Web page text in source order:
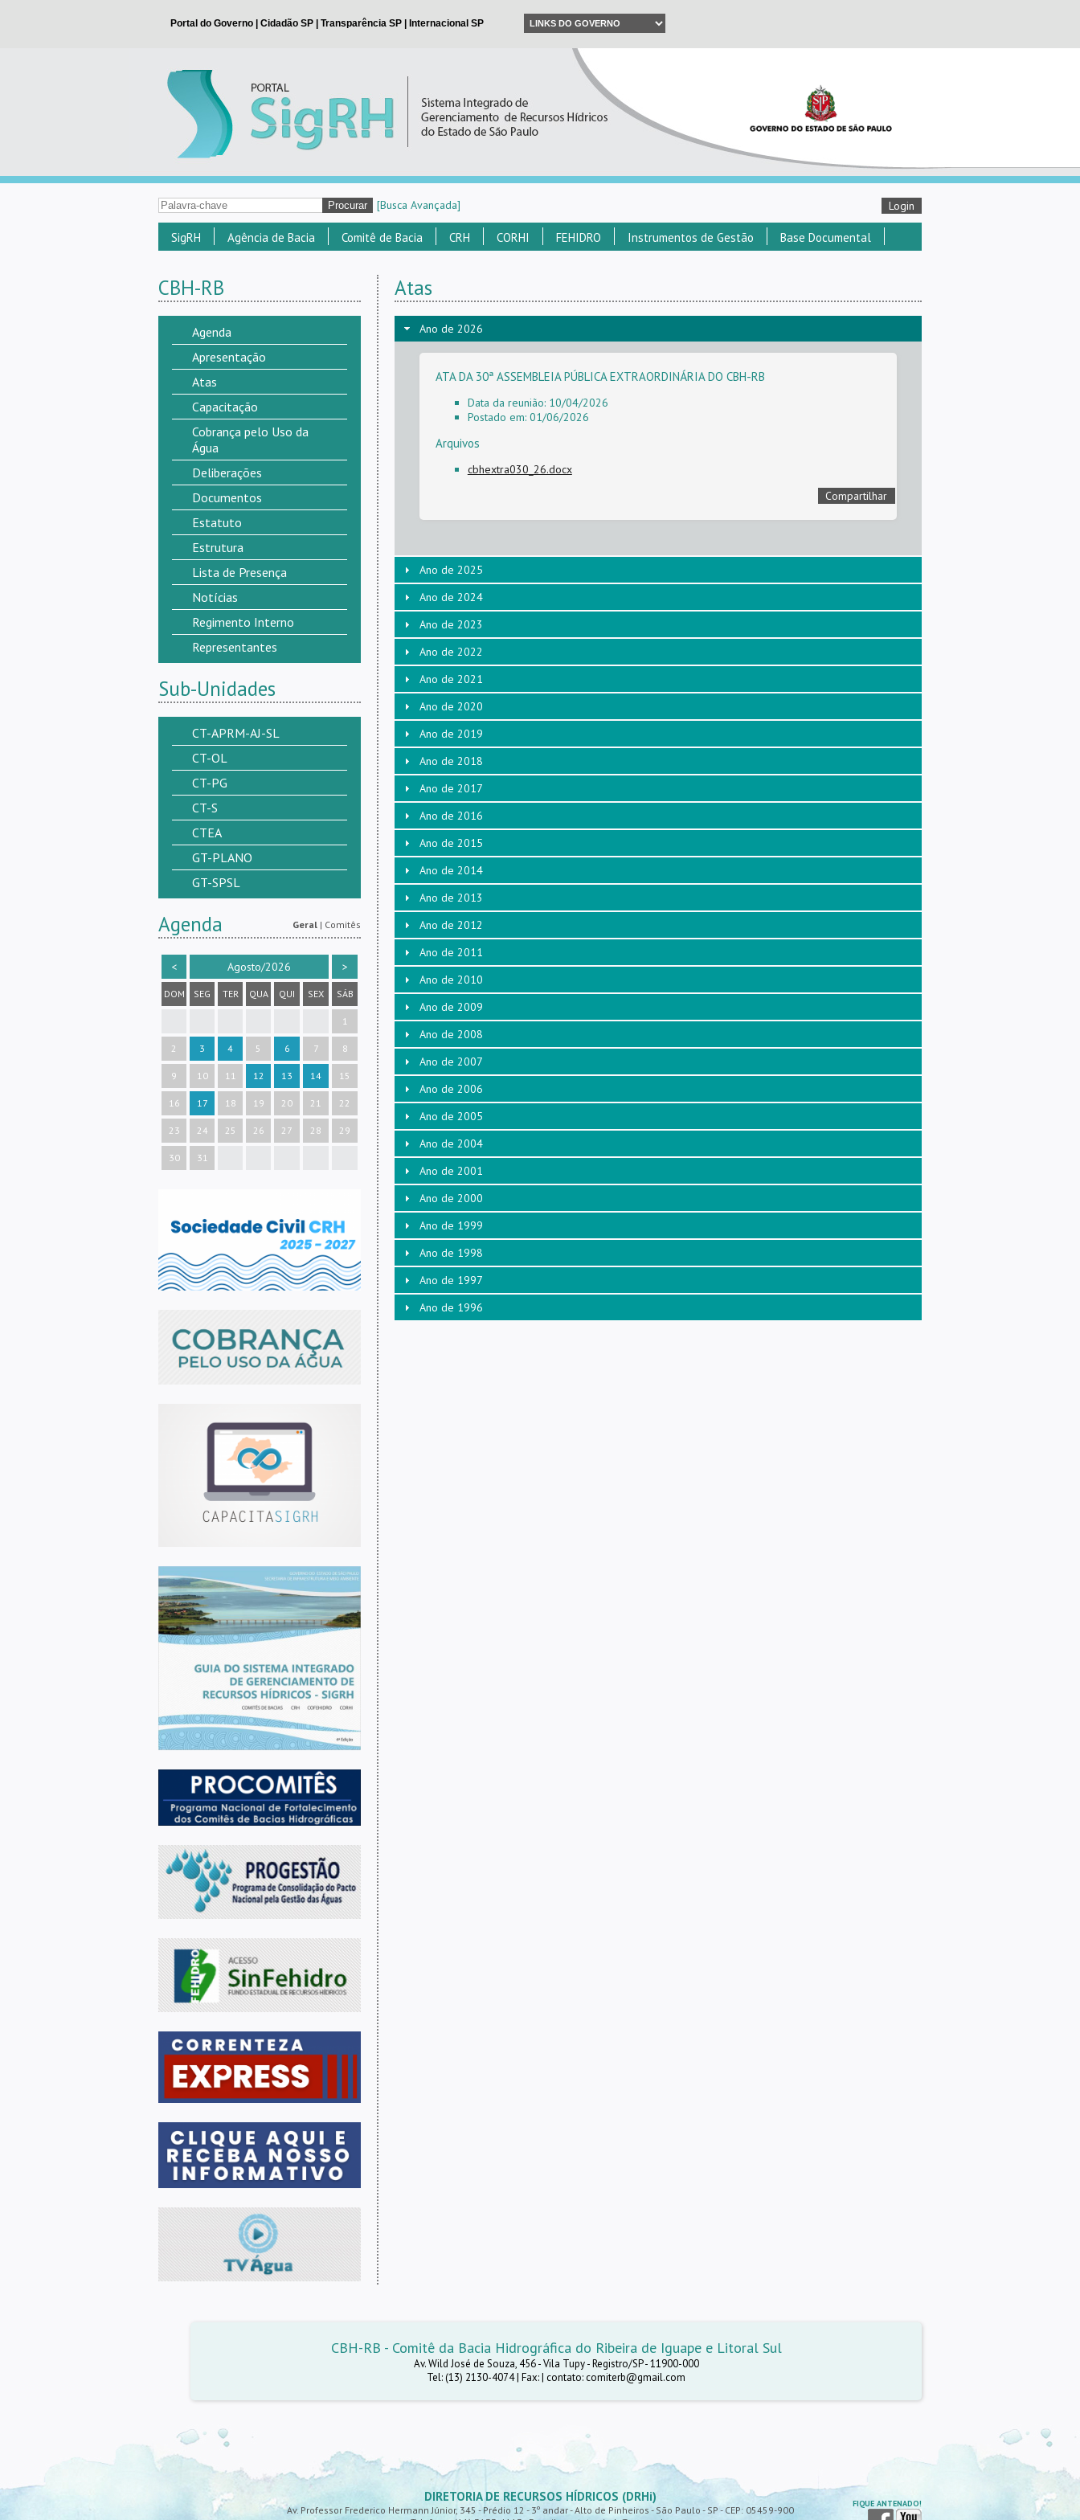
[Busca Avançada] Login
SigRH Agência de Bacia Comitê de Bacia CRH CORHI FEHIDRO Instrumentos de Gestão Base Documental
CBH-RB
Agenda
Apresentação
Atas
Capacitação
Cobrança pelo Uso da
Água
Deliberações
Documentos
Estatuto
Estrutura
Lista de Presença
Notícias
Regimento Interno
Representantes
Sub-Unidades
CT-APRM-AJ-SL
CT-OL
CT-PG
CT-S
CTEA
GT-PLANO
GT-SPSL
Agenda Geral | Comitês
< Agosto/2026 >
DOM SEG TER QUA QUI SEX SÁB
1
2 3 4 5 6 7 8
9 10 11 12 13 14 15
16 17 18 19 20 21 22
23 24 25 26 27 28 29
30 31
Atas
Ano de 2026
ATA DA 30ª ASSEMBLEIA PÚBLICA EXTRAORDINÁRIA DO CBH-RB
Data da reunião:10/04/2026
Postado em:01/06/2026
Arquivos
cbhextra030_26.docx
Compartilhar
Ano de 2025
Ano de 2024
Ano de 2023
Ano de 2022
Ano de 2021
Ano de 2020
Ano de 2019
Ano de 2018
Ano de 2017
Ano de 2016
Ano de 2015
Ano de 2014
Ano de 2013
Ano de 2012
Ano de 2011
Ano de 2010
Ano de 2009
Ano de 2008
Ano de 2007
Ano de 2006
Ano de 2005
Ano de 2004
Ano de 2001
Ano de 2000
Ano de 1999
Ano de 1998
Ano de 1997
Ano de 1996
CBH-RB - Comitê da Bacia Hidrográfica do Ribeira de Iguape e Litoral Sul
Av. Wild José de Souza, 456 - Vila Tupy - Registro/SP - 11900-000
Tel: (13) 2130-4074 | Fax: | contato: comiterb@gmail.com
DIRETORIA DE RECURSOS HÍDRICOS (DRHi)
Av. Professor Frederico Hermann Júnior, 345 - Prédio 12 - 3º andar - Alto de Pinheiros - São Paulo - SP - CEP: 05459-900
FIQUE ANTENADO!